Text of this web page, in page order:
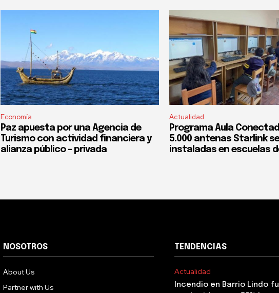
Economía
Paz apuesta por una Agencia de
Turismo con actividad financiera y
alianza público – privada
Actualidad
Programa Aula
5.000 antenas Starlink
instaladas en escuelas
NOSOTROS
About Us
Partner with Us
TENDENCIAS
Actualidad
Incendio en Barrio Lindo